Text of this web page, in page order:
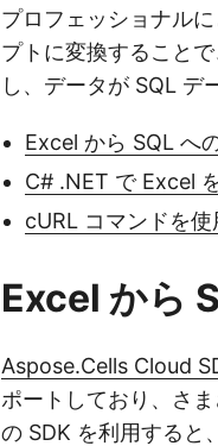
プロフェッショナル
プトに変換すること
し、データが SQL デ
Excel から SQL へ
C# .NET で Excel
cURL コマンドを
Excel から
Aspose.Cells Cloud
ポートしており、さ
の SDK を利用すると